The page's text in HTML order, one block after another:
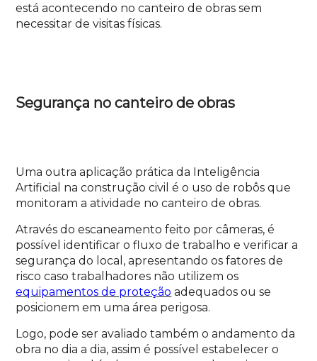
está acontecendo no canteiro de obras sem
necessitar de visitas físicas.
Segurança no canteiro de obras
Uma outra aplicação prática da Inteligência
Artificial na construção civil é o uso de robôs que
monitoram a atividade no canteiro de obras.
Através do escaneamento feito por câmeras, é
possível identificar o fluxo de trabalho e verificar a
segurança do local, apresentando os fatores de
risco caso trabalhadores não utilizem os
equipamentos de proteção adequados ou se
posicionem em uma área perigosa.
Logo, pode ser avaliado também o andamento da
obra no dia a dia, assim é possível estabelecer o